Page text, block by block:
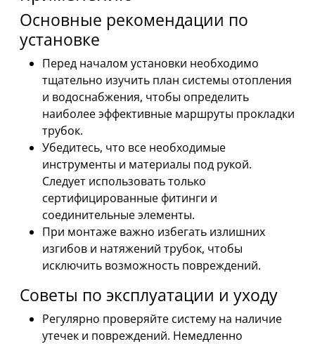
Основные рекомендации по
установке
Перед началом установки необходимо
тщательно изучить план системы отопления
и водоснабжения, чтобы определить
наиболее эффективные маршруты прокладки
трубок.
Убедитесь, что все необходимые
инструменты и материалы под рукой.
Следует использовать только
сертифицированные фитинги и
соединительные элементы.
При монтаже важно избегать излишних
изгибов и натяжений трубок, чтобы
исключить возможность повреждений.
Советы по эксплуатации и уходу
Регулярно проверяйте систему на наличие
утечек и повреждений. Немедленно